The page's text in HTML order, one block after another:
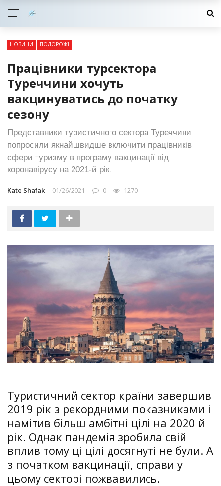
НОВИНИ ПОДОРОЖІ
Працівники турсектора
Туреччини хочуть
вакцинуватись до початку
сезону
Представники туристичного сектора Туреччини
попросили якнайшвидше включити працівників
сфери туризму в програму вакцинації від
коронавірусу на 2021-й рік.
Kate Shafak 01/26/2021 0 1270
Туристичний сектор країни завершив
2019 рік з рекордними показниками і
намітив більш амбітні цілі на 2020 й
рік. Однак пандемія зробила свій
вплив тому ці цілі досягнуті не були. А
з початком вакцинації, справи у
цьому секторі пожвавились.